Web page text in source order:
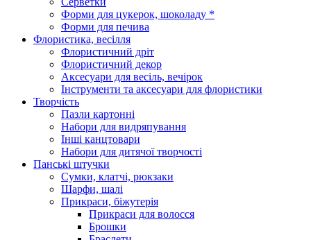
Форми для цукерок, шоколаду *
Форми для печива
Флористика, весілля
Флористичний дріт
Флористичний декор
Аксесуари для весіль, вечірок
Інструменти та аксесуари для флористики
Творчість
Пазли картонні
Набори для видряпування
Інші канцтовари
Набори для дитячої творчості
Панські штучки
Сумки, клатчі, рюкзаки
Шарфи, шалі
Прикраси, біжутерія
Прикраси для волосся
Брошки